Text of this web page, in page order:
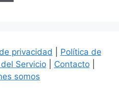
privacidad
Política de
Servicio| Contacto|
somos